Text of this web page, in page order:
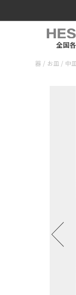
全国
器 / お皿 / 中